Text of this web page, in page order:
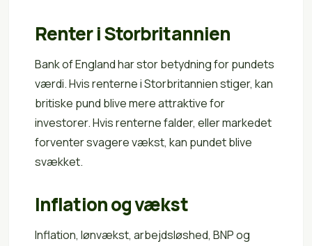
Renter i Storbritannien
Bank of England har stor betydning for pundets
værdi. Hvis renterne i Storbritannien stiger, kan
britiske pund blive mere attraktive for
investorer. Hvis renterne falder, eller markedet
forventer svagere vækst, kan pundet blive
svækket.
Inflation og vækst
Inflation, lønvækst, arbejdsløshed, BNP og